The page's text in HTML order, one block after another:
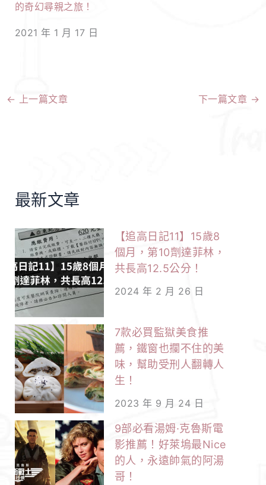
的奇幻尋親之旅！
2021 年 1 月 17 日
← 上一篇文章 下一篇文章 →
最新文章
【追高日記11】15歲8
個月，第10劑達菲林，
共長高12.5公分！
2024 年 2 月 26 日
7款必買監獄美食推
薦，鐵窗也攔不住的美
味，幫助受刑人翻轉人
生！
2023 年 9 月 24 日
9部必看湯姆·克魯斯電
影推薦！好萊塢最Nice
的人，永遠帥氣的阿湯
哥！